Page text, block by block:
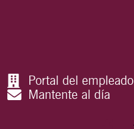
Portal del empleado
Mantente al día